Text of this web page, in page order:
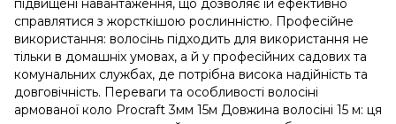
підвищені навантаження, що дозволяє їй ефективно
справлятися з жорсткішою рослинністю. Професійне
використання: волосінь підходить для використання не
тільки в домашніх умовах, а й у професійних садових та
комунальних службах, де потрібна висока надійність та
довговічність. Переваги та особливості волосіні
армованої коло Procraft 3мм 15м Довжина волосіні 15 м: ця